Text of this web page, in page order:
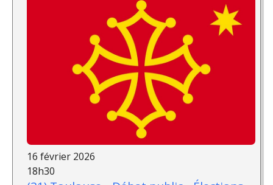
16 février 2026
18h30